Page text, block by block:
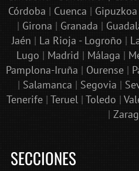
Córdoba | Cuenca |
| Girona | Granada |
Jaén | La Rioja - Logroño |
Lugo | Madrid | Málaga |
Pamplona-Iruña | Ourense |
| Salamanca | Segovia |
Tenerife| Teruel| Toledo |
|
SECCIONES